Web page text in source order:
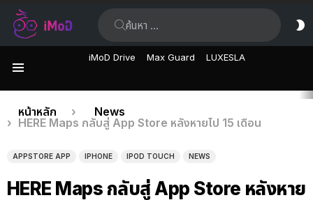
iMoD Drive Max Guard LUXESLA
เรื่อง
ล่าสุด
คุณอยู่ที่นี่:
หน้าหลัก
News
HERE Maps กลับสู่ App Store หลังหายไป 15 เดือน
APPSTORE APP IPHONE IPOD TOUCH NEWS
HERE Maps กลับสู่ App Store หลังหาย